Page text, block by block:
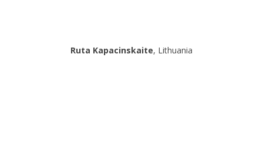
Ruta Kapacinskaite, Lithuania